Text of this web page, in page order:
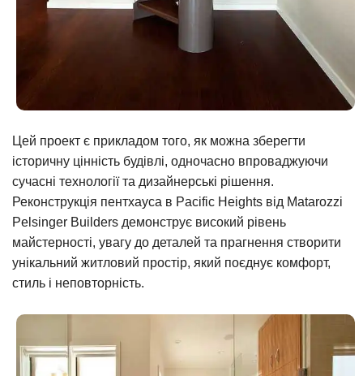
Цей проект є прикладом того, як можна зберегти
історичну цінність будівлі, одночасно впроваджуючи
сучасні технології та дизайнерські рішення.
Реконструкція пентхауса в Pacific Heights від Matarozzi
Pelsinger Builders демонструє високий рівень
майстерності, увагу до деталей та прагнення створити
унікальний житловий простір, який поєднує комфорт,
стиль і неповторність.